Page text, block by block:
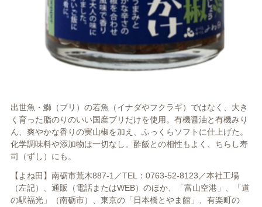
出世魚・鰤（ブリ）の若魚（イナダやフクラギ）ではなく、大き
く育った脂のりのいい国産ブリだけを使用。有機醤油と有機みり
ん、爽やかな香りの実山椒を加え、ふっくらソフトに仕上げた。
化学調味料や添加物は一切なし。酢飯との相性もよく、ちらし寿
司（ずし）にも。
【よね田】南砺市荒木887-1／TEL：0763-52-8123／本社工場
（左記）、通販（電話またはWEB）のほか、「富山空港」、「道
の駅福光」（南砺市）、東京の「日本橋とやま館」、有楽町の